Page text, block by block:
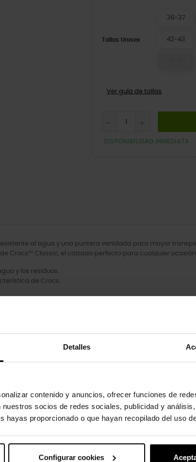
Detalles
contenido y anuncios, ofrecer funciones de
socios de redes sociales, publicidad y
hayas proporcionado o que hayan recopilado del uso
Configurar cookies
Tallas Unisex
36-37
42-43
Ver guía de tallas
DISPONIBILIDAD INMEDIATA
al agua y una puntera ventilada para mayor
Crocs™ Classic, el calzado perfecto para cualquier
y los residuos.
de Crocs.
han comprado: